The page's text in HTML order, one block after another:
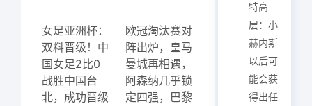
女足亚洲杯：
双料晋级！中
国女足2比0
战胜中国台
北，成功晋级
欧冠淘汰赛对
阵出炉，皇马
曼城再相遇，
阿森纳几乎锁
定四强，巴黎
特高
层：小
赫内斯
以后可
能会获
得出任